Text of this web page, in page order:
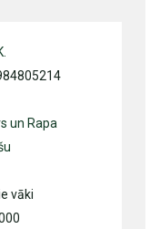
un Rapa
vāki